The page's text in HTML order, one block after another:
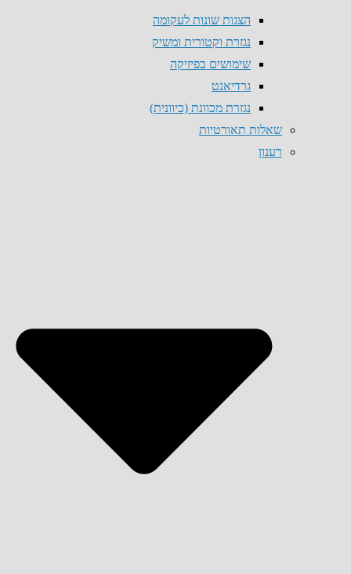
הצגות שונות לעקומה
נגזרת וקטורית ומשיק
שימושים בפיזיקה
גרדיאנט
נגזרת מכוונת (כיוונית)
שאלות תאורטיות
רענון